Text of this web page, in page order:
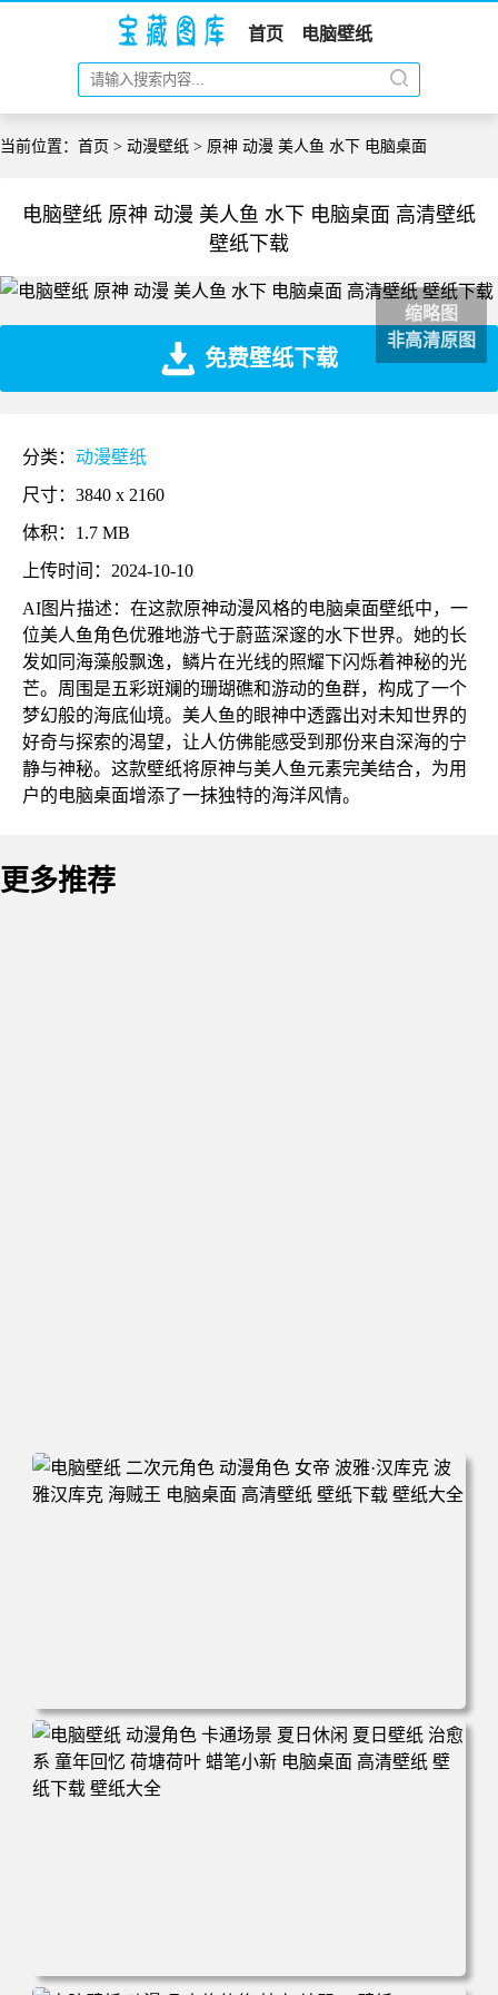
首页 电脑壁纸
当前位置： 首页 > 动漫壁纸 > 原神 动漫 美人鱼 水下 电脑桌面
电脑壁纸 原神 动漫 美人鱼 水下 电脑桌面 高清壁纸
壁纸下载
缩略图
非高清原图
免费壁纸下载
分类： 动漫壁纸
尺寸：3840 x 2160
体积：1.7 MB
上传时间：2024-10-10
AI图片描述：在这款原神动漫风格的电脑桌面壁纸中，一
位美人鱼角色优雅地游弋于蔚蓝深邃的水下世界。她的长
发如同海藻般飘逸，鳞片在光线的照耀下闪烁着神秘的光
芒。周围是五彩斑斓的珊瑚礁和游动的鱼群，构成了一个
梦幻般的海底仙境。美人鱼的眼神中透露出对未知世界的
好奇与探索的渴望，让人仿佛能感受到那份来自深海的宁
静与神秘。这款壁纸将原神与美人鱼元素完美结合，为用
户的电脑桌面增添了一抹独特的海洋风情。
更多推荐
电脑壁纸 二次元角色 动漫角色 女帝 波雅·汉库克 波雅汉库
克 海贼王 电脑桌面 高清壁纸 壁纸下载 壁纸大全